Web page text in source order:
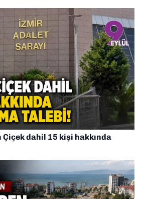
Çiçek dahil 15 kişi hakkında